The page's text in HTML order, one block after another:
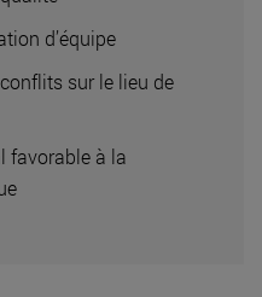
d’équipe
sur le lieu de
favorable à la